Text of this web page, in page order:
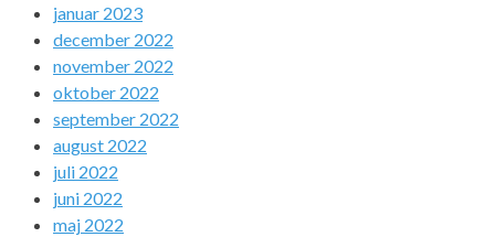
januar 2023
december 2022
november 2022
oktober 2022
september 2022
august 2022
juli 2022
juni 2022
maj 2022